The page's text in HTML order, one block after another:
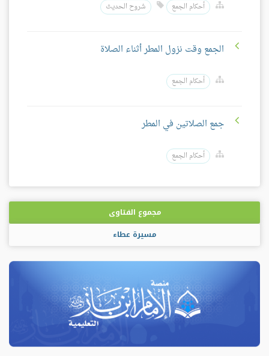
أحكام الجمع شروح الحديث
الجمع وقت نزول المطر أثناء الصلاة
أحكام الجمع
جمع الصلاتين في المطر
أحكام الجمع
مجموع الفتاوى
مسيرة عطاء